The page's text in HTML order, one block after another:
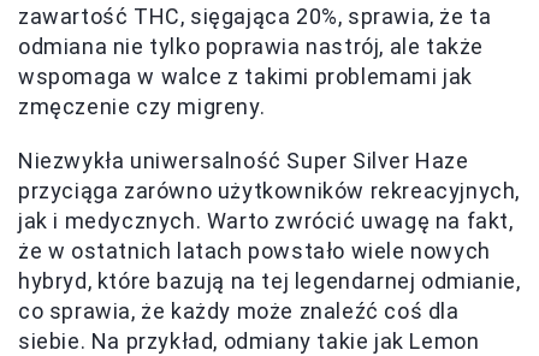
zawartość THC, sięgająca 20%, sprawia, że ta
odmiana nie tylko poprawia nastrój, ale także
wspomaga w walce z takimi problemami jak
zmęczenie czy migreny.
Niezwykła uniwersalność Super Silver Haze
przyciąga zarówno użytkowników rekreacyjnych,
jak i medycznych. Warto zwrócić uwagę na fakt,
że w ostatnich latach powstało wiele nowych
hybryd, które bazują na tej legendarnej odmianie,
co sprawia, że każdy może znaleźć coś dla
siebie. Na przykład, odmiany takie jak Lemon